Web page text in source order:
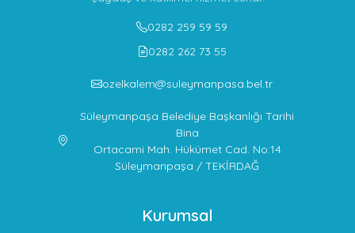
0282 259 59 59
0282 262 73 55
ozelkalem@suleymanpasa.bel.tr
Süleymanpaşa Belediye Başkanlığı Tarihi
Bina
Ortacami Mah. Hükümet Cad. No:14
Süleymanpaşa / TEKİRDAĞ
Kurumsal